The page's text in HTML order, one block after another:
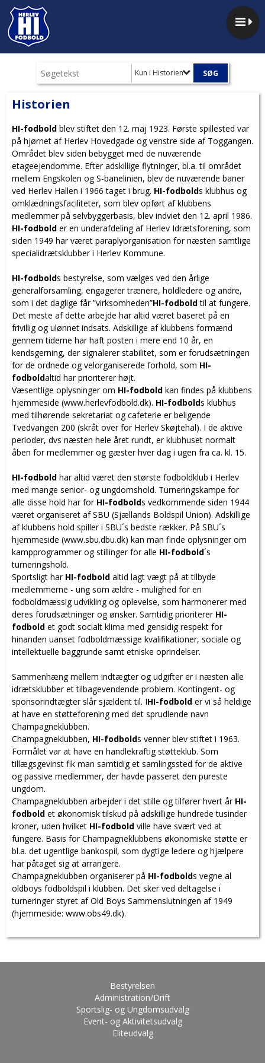
Kun i Historien
Historien
HI-fodbold blev stiftet den 12. maj 1923. Første spillested var
på hjørnet af Herlev Hovedgade og venstre side af Toggangen.
Området blev siden bebygget med de nuværende
etageejendomme. Efter adskillige flytninger, bl.a. til området
mellem Engskolen og S-banelinien, blev de nuværende baner
ved Herlev Hallen i 1966 taget i brug. HI-fodbolds klubhus og
omklædningsfaciliteter, som blev opført af klubbens
medlemmer på selvbyggerbasis, blev indviet den 12. april 1986.
HI-fodbold er en underafdeling af Herlev Idrætsforening, som
siden 1949 har været paraplyorganisation for næsten samtlige
specialidrætsklubber i Herlev Kommune.
HI-fodbolds bestyrelse, som vælges ved den årlige
generalforsamling, engagerer trænere, holdledere og andre,
som i det daglige får ”virksomheden”HI-fodboldtil at fungere.
Det meste af dette arbejde har altid været baseret på en
frivillig og ulønnet indsats. Adskillige af klubbens formænd
gennem tiderne har haft posten i mere end 10 år, en
kendsgerning, der signalerer stabilitet, som er forudsætningen
for de ordnede og velorganiserede forhold, som HI-
fodboldaltid har prioriterer højt.
Væsentlige oplysninger om HI-fodbold kan findes på klubbens
hjemmeside (www.herlevfodbold.dk). HI-fodbolds klubhus
med tilhørende sekretariat og cafeterie er beligende
Tvedvangen 200 (skråt over for Herlev Skøjtehal). I de aktive
perioder, dvs næsten hele året rundt, er klubhuset normalt
åben for medlemmer og gæster hver dag i ugen fra ca. kl. 15.
HI-fodbold har altid været den største fodboldklub i Herlev
med mange senior- og ungdomshold. Turneringskampe for
alle disse hold har for HI-fodbolds vedkommende siden 1944
været organiseret af SBU (Sjællands Boldspil Union). Adskillige
af klubbens hold spiller i SBU´s bedste rækker. På SBU´s
hjemmeside (www.sbu.dbu.dk) kan man finde oplysninger om
kampprogrammer og stillinger for alle HI-fodbold´s
turneringshold.
Sportsligt har HI-fodbold altid lagt vægt på at tilbyde
medlemmerne - ung som ældre - mulighed for en
fodboldmæssig udvikling og oplevelse, som harmonerer med
deres forudsætninger og ønsker. Samtidig prioriterer HI-
fodbold et godt socialt klima med gensidig respekt for
hinanden uanset fodboldmæssige kvalifikationer, sociale og
intellektuelle baggrunde samt etniske oprindelser.
Sammenhæng mellem indtægter og udgifter er i næsten alle
idrætsklubber et tilbagevendende problem. Kontingent- og
sponsorindtægter slår sjældent til. IHI-fodbold er vi så heldige
at have en støtteforening med det sprudlende navn
Champagneklubben.
Champagneklubben, HI-fodbolds venner blev stiftet i 1963.
Formålet var at have en handlekraftig støtteklub. Som
tillægsgevinst fik man samtidig et samlingssted for de aktive
og passive medlemmer, der havde passeret den pureste
ungdom.
Champagneklubben arbejder i det stille og tilfører hvert år HI-
fodbold et økonomisk tilskud på adskillige hundrede tusinder
kroner, uden hvilket HI-fodbold ville have svært ved at
fungere. Basis for Champagneklubbens økonomiske støtte er
bl.a. det ugentlige bankospil, som dygtige ledere og hjælpere
har påtaget sig at arrangere.
Champagneklubben organiserer på HI-fodbolds vegne al
oldboys fodboldspil i klubben. Det sker ved deltagelse i
turneringer styret af Old Boys Sammenslutningen af 1949
(hjemmeside: www.obs49.dk).
Bestyrelsen
Administration/Drift
Sportslig- og Ungdomsudvalg
Event- og Aktivitetsudvalg
Eliteudvalg